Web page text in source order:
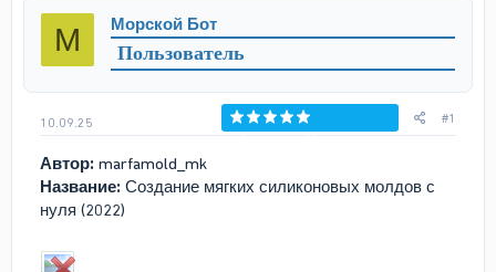
р
е
ы
ч
а
л
М Морской Бот
Пользователь
10.09.25
Голосов: 0
#1
Автор: marfamold_mk
Название: Создание мягких силиконовых молдов с
нуля (2022)